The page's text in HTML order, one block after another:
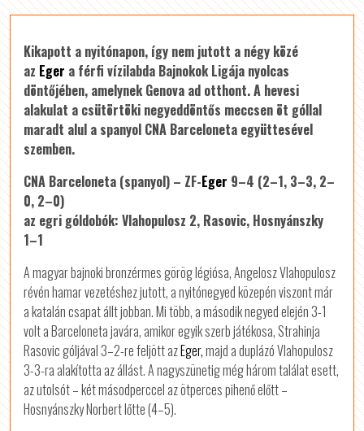
Kikapott a nyitónapon, így nem jutott a négy közé
az Eger a férfi vízilabda Bajnokok Ligája nyolcas
döntőjében, amelynek Genova ad otthont. A hevesi
alakulat a csütörtöki negyeddöntős meccsen öt góllal
maradt alul a spanyol CNA Barceloneta együttesével
szemben.
CNA Barceloneta (spanyol) – ZF-Eger 9–4 (2–1, 3–3, 2–
0, 2–0)
az egri góldobók: Vlahopulosz 2, Rasovic, Hosnyánszky
1–1
A magyar bajnoki bronzérmes görög légiósa, Angelosz Vlahopulosz
révén hamar vezetéshez jutott, a nyitónegyed közepén viszont már
a katalán csapat állt jobban. Mi több, a második negyed elején 3-1
volt a Barceloneta javára, amikor egyik szerb játékosa, Strahinja
Rasovic góljával 3–2-re feljött azEger,majd a duplázó Vlahopulosz
3-3-ra alakította az állást. A nagyszünetig még három találat esett,
az utolsót – két másodperccel az ötperces pihenő előtt –
Hosnyánszky Norbert lőtte (4–5).